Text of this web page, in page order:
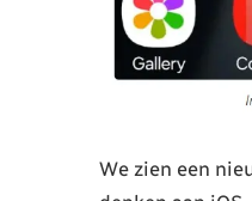
We zien een